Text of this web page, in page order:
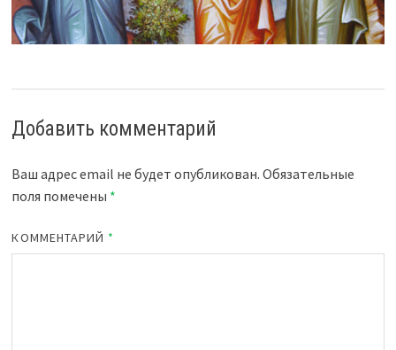
Добавить комментарий
Ваш адрес email не будет опубликован. Обязательные
поля помечены *
КОММЕНТАРИЙ *